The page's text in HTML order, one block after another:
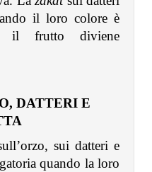
il loro colore è
il frutto diviene
DATTERI E
sui datteri e
quando la loro